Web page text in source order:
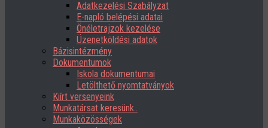
Adatkezelési Szabályzat
E-napló belépési adatai
Önéletrajzok kezelése
Üzenetköldési adatok
Bázisintézmény
Dokumentumok
Iskola dokumentumai
Letölthető nyomtatványok
Kiírt versenyeink
Munkatársat keresünk..
Munkaközösségek